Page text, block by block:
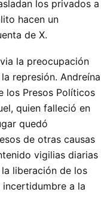
los privados a
hacen un
de X.
la preocupación
represión. Andreína
los Presos Políticos
quien falleció en
quedó
de otras causas
vigilias diarias
liberación de los
a la